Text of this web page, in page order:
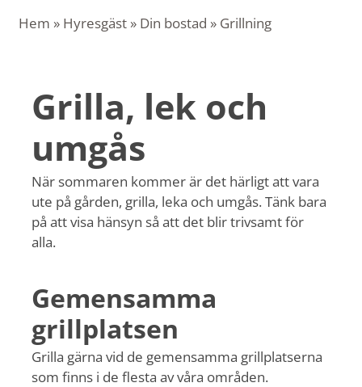
Hem » Hyresgäst» Din bostad » Grillning
Grilla, lek och
umgås
När sommaren kommer är det härligt att vara
ute på gården, grilla, leka och umgås. Tänk bara
på att visa hänsyn så att det blir trivsamt för
alla.
Gemensamma
grillplatsen
Grilla gärna vid de gemensamma grillplatserna
som finns i de flesta av våra områden.